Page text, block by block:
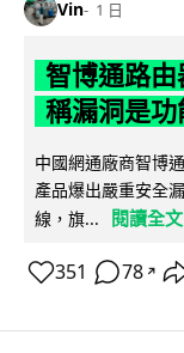
Vin 1 日
智博通路
稱漏洞是功
中國網通廠商智博
產品爆出嚴重安全
線，旗...
閱讀全文
351 78 ↗